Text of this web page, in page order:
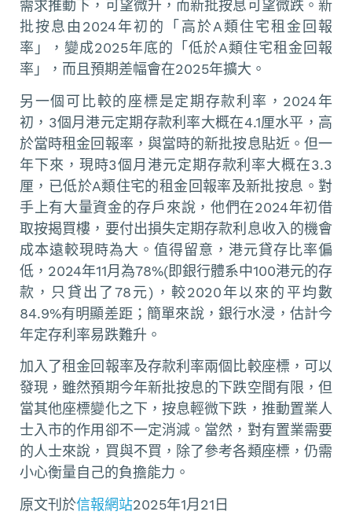
需求推動下，可望微升，而新批按息可望微跌。新
批按息由2024年初的「高於A類住宅租金回報
率」，變成2025年底的「低於A類住宅租金回報
率」，而且預期差幅會在2025年擴大。
另一個可比較的座標是定期存款利率，2024年
初，3個月港元定期存款利率大概在4.1厘水平，高
於當時租金回報率，與當時的新批按息貼近。但一
年下來，現時3個月港元定期存款利率大概在3.3
厘，已低於A類住宅的租金回報率及新批按息。對
手上有大量資金的存戶來說，他們在2024年初借
取按揭買樓，要付出損失定期存款利息收入的機會
成本遠較現時為大。值得留意，港元貸存比率偏
低，2024年11月為78%(即銀行體系中100港元的存
款，只貸出了78元)，較2020年以來的平均數
84.9%有明顯差距；簡單來說，銀行水浸，估計今
年定存利率易跌難升。
加入了租金回報率及存款利率兩個比較座標，可以
發現，雖然預期今年新批按息的下跌空間有限，但
當其他座標變化之下，按息輕微下跌，推動置業人
士入市的作用卻不一定消減。當然，對有置業需要
的人士來說，買與不買，除了參考各類座標，仍需
小心衡量自己的負擔能力。
原文刊於信報網站2025年1月21日